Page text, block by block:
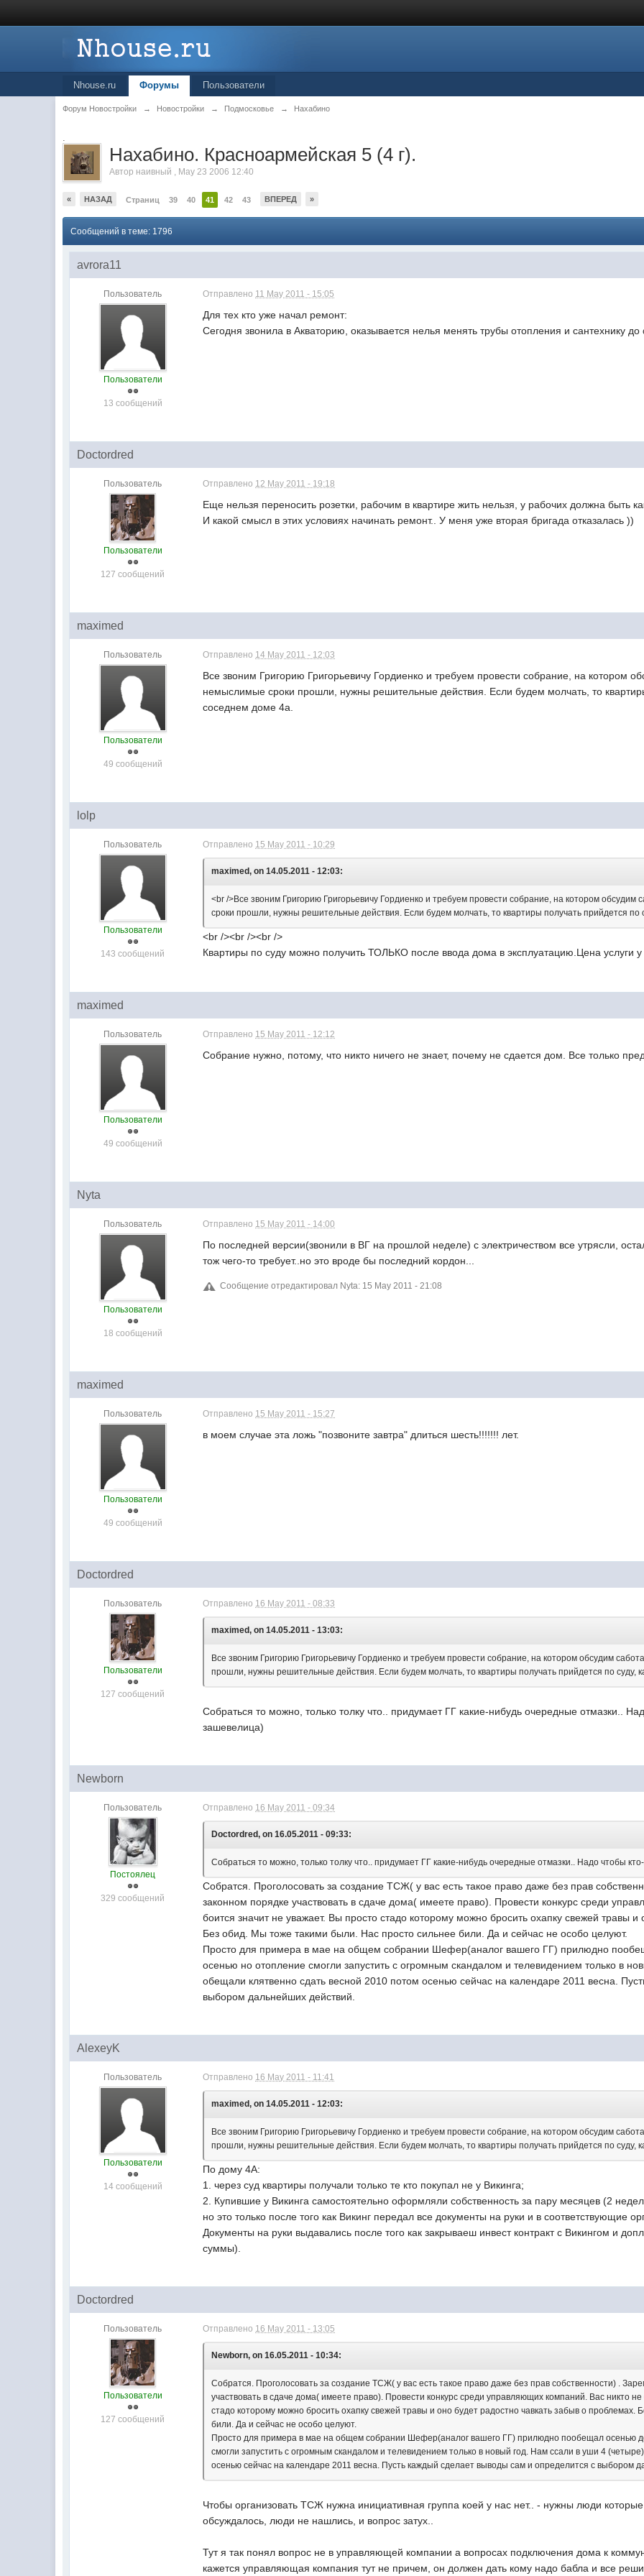
Nhouse.ru Форумы Пользователи
Форум Новостройки → Новостройки → Подмосковье → Нахабино
.
Нахабино. Красноармейская 5 (4 г).
Автор наивный , May 23 2006 12:40
« НАЗАД Страниц 39 40 41 42 43 ВПЕРЕД »
Сообщений в теме: 1796
avrora11
Пользователь
Пользователи
13 сообщений
Отправлено 11 May 2011 - 15:05
Для тех кто уже начал ремонт:
Сегодня звонила в Акваторию, оказывается нелья менять трубы отопления и сантехнику до
Doctordred
Пользователь
Пользователи
127 сообщений
Отправлено 12 May 2011 - 19:18
Еще нельзя переносить розетки, рабочим в квартире жить нельзя, у рабочих должна быть
И какой смысл в этих условиях начинать ремонт.. У меня уже вторая бригада отказалась ))
maximed
Пользователь
Пользователи
49 сообщений
Отправлено 14 May 2011 - 12:03
Все звоним Григорию Григорьевичу Гордиенко и требуем провести собрание, на котором
немыслимые сроки прошли, нужны решительные действия. Если будем молчать, то
соседнем доме 4а.
lolp
Пользователь
Пользователи
143 сообщений
Отправлено 15 May 2011 - 10:29
maximed, on 14.05.2011 - 12:03:
<br />Все звоним Григорию Григорьевичу Гордиенко и требуем провести собрание, на котором
сроки прошли, нужны решительные действия. Если будем молчать, то квартиры получать прийдется по
<br /><br /><br />
Квартиры по суду можно получить ТОЛЬКО после ввода дома в эксплуатацию.Цена услуги
maximed
Пользователь
Пользователи
49 сообщений
Отправлено 15 May 2011 - 12:12
Собрание нужно, потому, что никто ничего не знает, почему не сдается дом. Все только
Nyta
Пользователь
Пользователи
18 сообщений
Отправлено 15 May 2011 - 14:00
По последней версии(звонили в ВГ на прошлой неделе) с электричеством все утрясли,
тож чего-то требует..но это вроде бы последний кордон...
Сообщение отредактировал Nyta: 15 May 2011 - 21:08
maximed
Пользователь
Пользователи
49 сообщений
Отправлено 15 May 2011 - 15:27
в моем случае эта ложь "позвоните завтра" длиться шесть!!!!!!! лет.
Doctordred
Пользователь
Пользователи
127 сообщений
Отправлено 16 May 2011 - 08:33
maximed, on 14.05.2011 - 13:03:
Все звоним Григорию Григорьевичу Гордиенко и требуем провести собрание, на котором обсудим
прошли, нужны решительные действия. Если будем молчать, то квартиры получать прийдется по суду,
Собраться то можно, только толку что.. придумает ГГ какие-нибудь очередные отмазки..
зашевелица)
Newborn
Пользователь
Постоялец
329 сообщений
Отправлено 16 May 2011 - 09:34
Doctordred, on 16.05.2011 - 09:33:
Собраться то можно, только толку что.. придумает ГГ какие-нибудь очередные отмазки.. Надо чтобы
Собратся. Проголосовать за создание ТСЖ( у вас есть такое право даже без прав
законном порядке участвовать в сдаче дома( имеете право). Провести конкурс среди
боится значит не уважает. Вы просто стадо которому можно бросить охапку свежей травы и
Без обид. Мы тоже такими были. Нас просто сильнее били. Да и сейчас не особо целуют.
Просто для примера в мае на общем собрании Шефер(аналог вашего ГГ) прилюдно
осенью но отопление смогли запустить с огромным скандалом и телевидением только в
обещали клятвенно сдать весной 2010 потом осенью сейчас на календаре 2011 весна.
выбором дальнейших действий.
AlexeyK
Пользователь
Пользователи
14 сообщений
Отправлено 16 May 2011 - 11:41
maximed, on 14.05.2011 - 12:03:
Все звоним Григорию Григорьевичу Гордиенко и требуем провести собрание, на котором обсудим
прошли, нужны решительные действия. Если будем молчать, то квартиры получать прийдется по суду,
По дому 4А:
1. через суд квартиры получали только те кто покупал не у Викинга;
2. Купившие у Викинга самостоятельно оформляли собственность за пару месяцев (2
но это только после того как Викинг передал все документы на руки и в соответствующие
Документы на руки выдавались после того как закрываеш инвест контракт с Викингом и
суммы).
Doctordred
Пользователь
Пользователи
127 сообщений
Отправлено 16 May 2011 - 13:05
Newborn, on 16.05.2011 - 10:34:
Собратся. Проголосовать за создание ТСЖ( у вас есть такое право даже без прав собственности) .
участвовать в сдаче дома( имеете право). Провести конкурс среди управляющих компаний. Вас никто
стадо которому можно бросить охапку свежей травы и оно будет радостно чавкать забыв о
били. Да и сейчас не особо целуют.
Просто для примера в мае на общем собрании Шефер(аналог вашего ГГ) прилюдно пообещал осенью
смогли запустить с огромным скандалом и телевидением только в новый год. Нам ссали в уши 4
осенью сейчас на календаре 2011 весна. Пусть каждый сделает выводы сам и определится с выбором
Чтобы организовать ТСЖ нужна инициативная группа коей у нас нет.. - нужны люди
обсуждалось, люди не нашлись, и вопрос затух..
Тут я так понял вопрос не в управляющей компании а вопросах подключения дома к
кажется управляющая компания тут не причем, он должен дать кому надо бабла и все